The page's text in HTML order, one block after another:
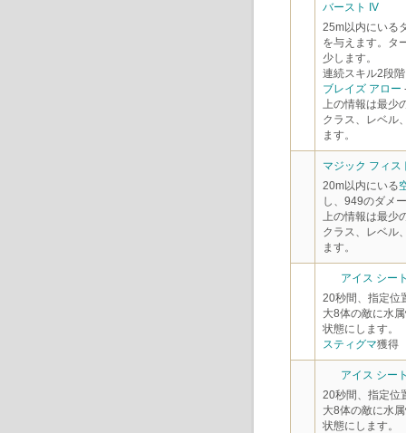
バースト IV
25m以内にいる
を与えます。タ
少します。
連続スキル2段階
ブレイズ アロー
上の情報は最少
クラス、レベル
ます。
マジック フィス
20m以内にいる
し、949のダメ
上の情報は最少
クラス、レベル
ます。
アイス シー
20秒間、指定位
大8体の敵に水
状態にします。
スティグマ獲得
アイス シー
20秒間、指定位
大8体の敵に水
状態にします。